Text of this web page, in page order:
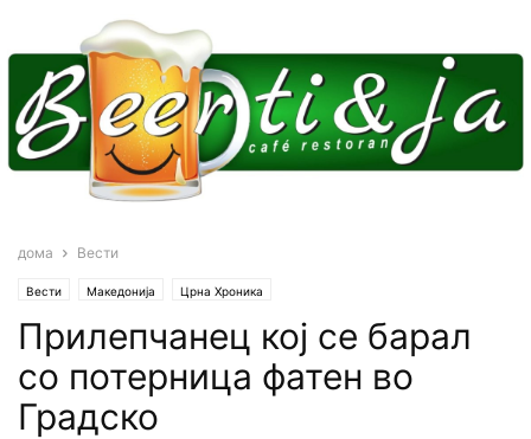
дома Вести
Вести Македонија Црна Хроника
Прилепчанец кој се барал
со потерница фатен во
Градско